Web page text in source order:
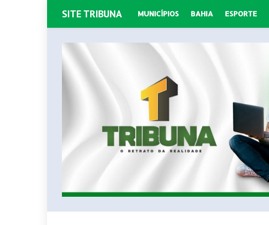
SITE TRIBUNA MUNICÍPIOS BAHIA ESPORTE